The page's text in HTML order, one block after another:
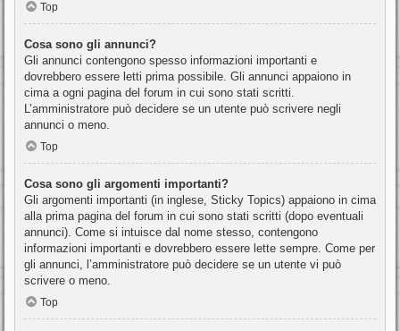
Top
Cosa sono gli annunci?
Gli annunci contengono spesso informazioni importanti e
dovrebbero essere letti prima possibile. Gli annunci appaiono in
cima a ogni pagina del forum in cui sono stati scritti.
L’amministratore può decidere se un utente può scrivere negli
annunci o meno.
Top
Cosa sono gli argomenti importanti?
Gli argomenti importanti (in inglese, Sticky Topics) appaiono in cima
alla prima pagina del forum in cui sono stati scritti (dopo eventuali
annunci). Come si intuisce dal nome stesso, contengono
informazioni importanti e dovrebbero essere lette sempre. Come per
gli annunci, l’amministratore può decidere se un utente vi può
scrivere o meno.
Top